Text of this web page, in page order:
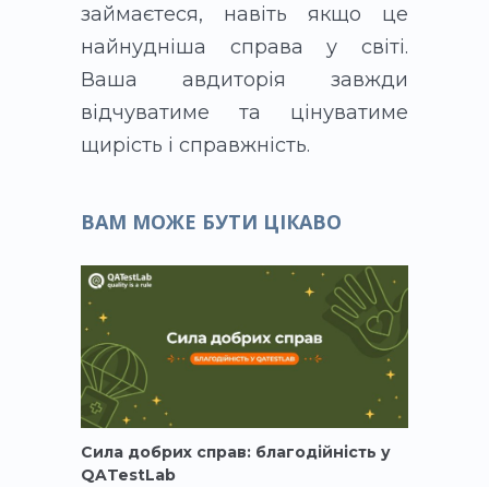
займаєтеся, навіть якщо це
найнудніша справа у світі.
Ваша авдиторія завжди
відчуватиме та цінуватиме
щирість і справжність.
ВАМ МОЖЕ БУТИ ЦІКАВО
Сила добрих справ: благодійність у
QATestLab